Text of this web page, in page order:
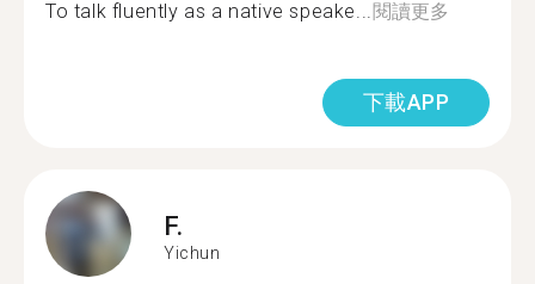
To talk fluently as a native speake...閱讀更多
下載APP
F.
Yichun